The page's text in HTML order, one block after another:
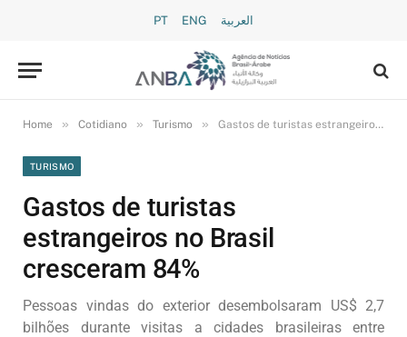
PT ENG العربية
Home » Cotidiano » Turismo » Gastos de turistas estrangeiros no Brasil cresceram 84%
TURISMO
Gastos de turistas
estrangeiros no Brasil
cresceram 84%
Pessoas vindas do exterior desembolsaram US$ 2,7
bilhões durante visitas a cidades brasileiras entre